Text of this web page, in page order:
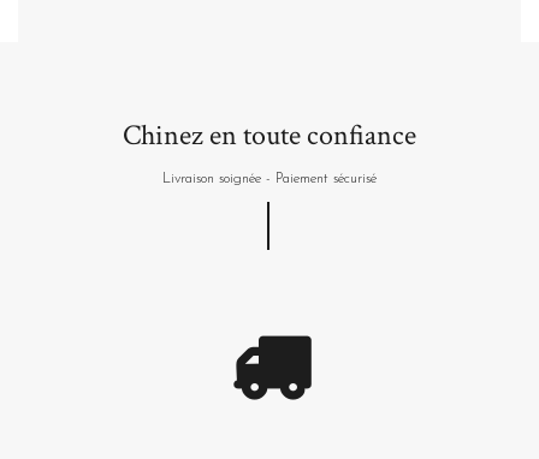
Chinez en toute confiance
Livraison soignée - Paiement sécurisé